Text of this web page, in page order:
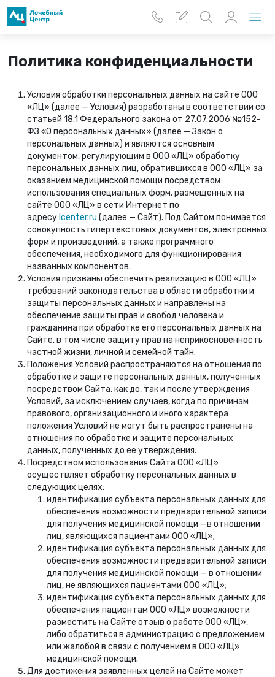
Перейти к основному содержанию
Политика конфиденциальности
Условия обработки персональных данных на сайте ООО
«ЛЦ» (далее — Условия) разработаны в соответствии со
статьей 18.1 Федерального закона от 27.07.2006 №152-
ФЗ «О персональных данных» (далее — Закон о
персональных данных) и являются основным
документом, регулирующим в ООО «ЛЦ» обработку
персональных данных лиц, обратившихся в ООО «ЛЦ» за
оказанием медицинской помощи посредством
использования специальных форм, размещенных на
сайте ООО «ЛЦ» в сети Интернет по
адресу lcenter.ru (далее — Сайт). Под Сайтом понимается
совокупность гипертекстовых документов, электронных
форм и произведений, а также программного
обеспечения, необходимого для функционирования
названных компонентов.
Условия призваны обеспечить реализацию в ООО «ЛЦ»
требований законодательства в области обработки и
защиты персональных данных и направлены на
обеспечение защиты прав и свобод человека и
гражданина при обработке его персональных данных на
Сайте, в том числе защиту прав на неприкосновенность
частной жизни, личной и семейной тайн.
Положения Условий распространяются на отношения по
обработке и защите персональных данных, полученных
посредством Сайта, как до, так и после утверждения
Условий, за исключением случаев, когда по причинам
правового, организационного и иного характера
положения Условий не могут быть распространены на
отношения по обработке и защите персональных
данных, полученных до ее утверждения.
Посредством использования Сайта ООО «ЛЦ»
осуществляет обработку персональных данных в
следующих целях:
идентификация субъекта персональных данных для
обеспечения возможности предварительной записи
для получения медицинской помощи —в отношении
лиц, являющихся пациентами ООО «ЛЦ»;
идентификация субъекта персональных данных для
обеспечения возможности предварительной записи
для получения медицинской помощи — в отношении
лиц, не являющихся пациентами ООО «ЛЦ»;
идентификация субъекта персональных данных для
обеспечения пациентам ООО «ЛЦ» возможности
разместить на Сайте отзыв о работе ООО «ЛЦ»,
либо обратиться в администрацию с предложением
или жалобой в связи с получением в ООО «ЛЦ»
медицинской помощи.
Для достижения заявленных целей на Сайте может